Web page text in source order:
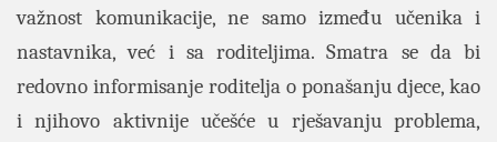
važnost komunikacije, ne samo između učenika i
nastavnika, već i sa roditeljima. Smatra se da bi
redovno informisanje roditelja o ponašanju djece, kao
i njihovo aktivnije učešće u rješavanju problema,